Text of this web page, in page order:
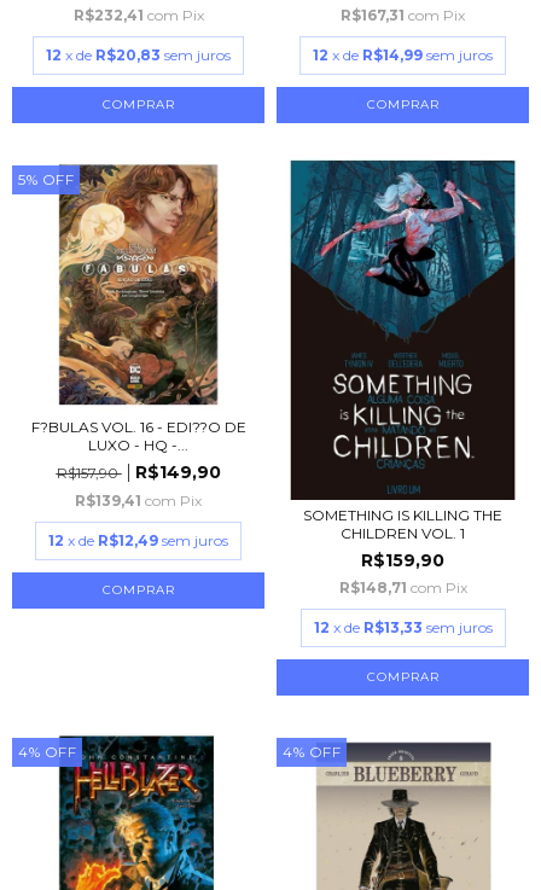
R$232,41 com Pix
12 x de R$20,83 sem juros
R$167,31 com Pix
12 x de R$14,99 sem juros
5% OFF
F?BULAS VOL. 16 - EDI??O DE
LUXO - HQ -...
R$157,90
R$149,90
R$139,41 com Pix
12 x de R$12,49 sem juros
SOMETHING IS KILLING THE
CHILDREN VOL. 1
R$159,90
R$148,71 com Pix
12 x de R$13,33 sem juros
4% OFF 4% OFF